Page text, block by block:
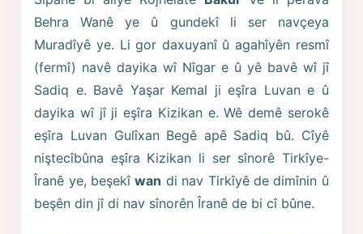
Behra Wanê ye û gundekî li ser navçeya
Muradîyê ye. Li gor daxuyanî û agahîyên resmî
(fermî) navê dayika wî Nîgar e û yê bavê wî jî
Sadiq e. Bavê Yaşar Kemal ji eşîra Luvan e û
dayika wî jî ji eşîra Kizikan e. Wê demê serokê
eşîra Luvan Gulîxan Begê apê Sadiq bû. Cîyê
niştecîbûna eşîra Kizikan li ser sînorê Tirkîye-
Îranê ye, beşekîwan di nav Tirkîyê de dimînin û
beşên din jî di nav sînorên Îranê de bi cî bûne.